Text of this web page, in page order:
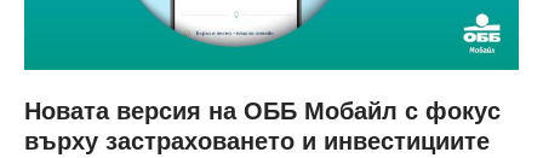
Новата версия на ОББ Мобайл с фокус
върху застраховането и инвестициите